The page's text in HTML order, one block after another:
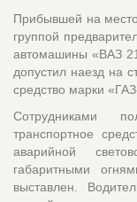
Прибывшей на
группой
автомашины «ВАЗ
допустил наезд на
средство марки
Сотрудниками
транспортное
аварийной
габаритными
выставлен.